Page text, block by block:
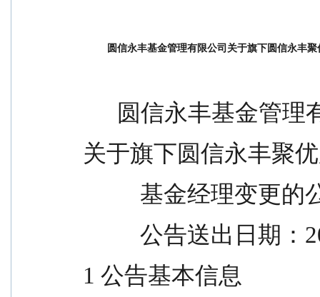
圆信永丰基金管理有限公司关于旗下圆信永丰
圆信永丰基金管
关于旗下圆信永丰聚
基金经理变更
公告送出日
1 公告基本信息